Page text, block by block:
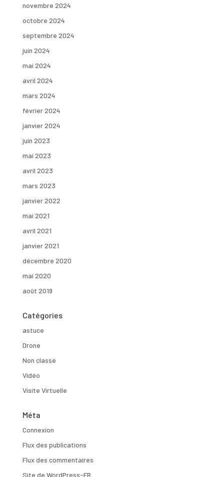
novembre 2024
octobre 2024
septembre 2024
juin 2024
mai 2024
avril 2024
mars 2024
février 2024
janvier 2024
juin 2023
mai 2023
avril 2023
mars 2023
janvier 2022
mai 2021
avril 2021
janvier 2021
décembre 2020
mai 2020
août 2019
Catégories
astuce
Drone
Non classé
Vidéo
Visite Virtuelle
Méta
Connexion
Flux des publications
Flux des commentaires
Site de WordPress-FR